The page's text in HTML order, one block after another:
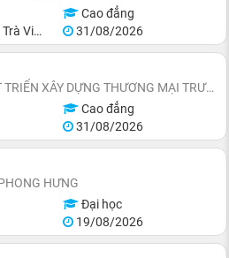
Cao đẳng
Vinh
31/08/2026
CÔNG TY TNHH PHÁT TRIỂN XÂY DỰNG THƯƠNG MẠI TRƯỜNG LONG
Cao đẳng
31/08/2026
HƯNG
Đại học
19/08/2026